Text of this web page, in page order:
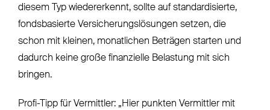
diesem Typ wiedererkennt, sollte auf standardisierte,
fondsbasierte Versicherungslösungen setzen, die
schon mit kleinen, monatlichen Beträgen starten und
dadurch keine große finanzielle Belastung mit sich
bringen.
Profi-Tipp für Vermittler: „Hier punkten Vermittler mit